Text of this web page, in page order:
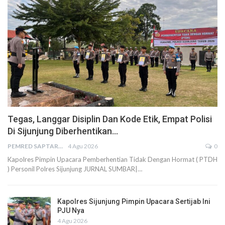
Tegas, Langgar Disiplin Dan Kode Etik, Empat Polisi
Di Sijunjung Diberhentikan…
PEMRED SAPTARIUS 4 Agu 2026 0
Kapolres Pimpin Upacara Pemberhentian Tidak Dengan Hormat ( PTDH
) Personil Polres Sijunjung JURNAL SUMBAR|…
Kapolres Sijunjung Pimpin Upacara Sertijab Ini
PJU Nya
4 Agu 2026